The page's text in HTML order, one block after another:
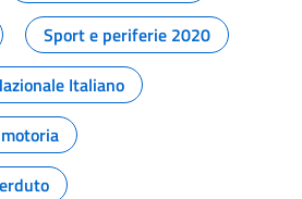
Sport e periferie 2020
Italiano